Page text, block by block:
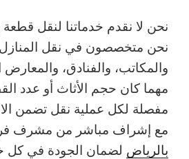
نحن لا نقدم خدماتنا لنقل
نحن متخصصون في نقل المنازل
والمكاتب، والفنادق، والمعارض
مهما كان حجم الأثاث أو عدد
مفصلة لكل عملية نقل تضمن
مع إشراف مباشر من مشرف
بالرياض لضمان الجودة في كل